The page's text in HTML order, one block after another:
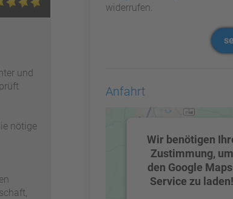
und
nötige
widerrufen.
Anfahrt
Wir benötigen
Zustimmung, um
den Google
Service zu laden!